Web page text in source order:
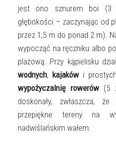
jest ono sznurem boi (3
głębokości – zaczynając od
przez 1,5 m do ponad 2 m).
wypocząć na ręczniku albo
plażową. Przy kąpielisku
wodnych, kajaków i
wypożyczalnię rowerów(5
doskonały, zwłaszcza,
przepiękne tereny na
nadwiślańskim wałem.